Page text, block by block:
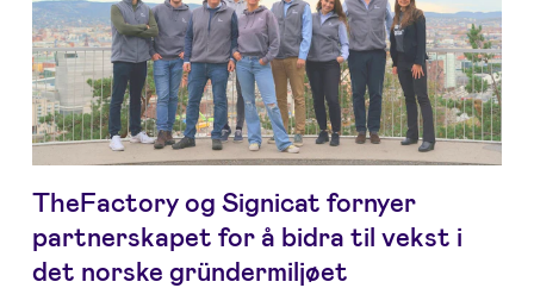
TheFactory og Signicat fornyer
partnerskapet for å bidra til vekst i
det norske gründermiljøet